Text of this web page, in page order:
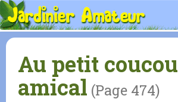
Au petit coucou
amical (Page 474)